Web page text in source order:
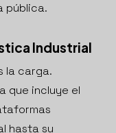
pública.
Industrial
la carga.
que incluye el
hasta su